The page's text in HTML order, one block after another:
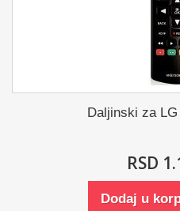
Daljinski za
RSD
Dodaj u